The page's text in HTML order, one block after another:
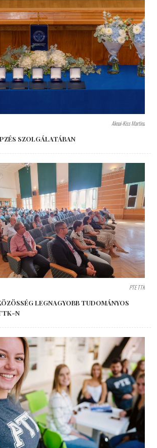
Aknai-Kiss Martina
SZOLGÁLATÁBAN
PTE TTK
LEGNAGYOBB TUDOMÁNYOS
N